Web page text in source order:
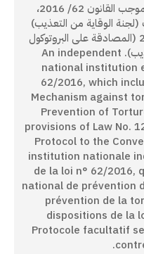
مؤسسة وطنية مستقلة منشأة بموجب القانون 62/ 2016،
الوقاية من التعذيب)
عملاً بأحكام القانون رقم 12/ 2008 (المصادقة على البروتوكول
الاختياري لاتفاقية مناهضة التعذيب). An independent
national institution
62/2016, which
Mechanism against
Prevention of
provisions of Law No.
Protocol to the
institution nationale
de la loi n° 62/2016,
national de prévention
prévention de la
dispositions de la
Protocole facultatif